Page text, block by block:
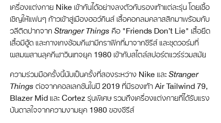
เครื่องแต่งกาย Nike เข้ากันได้อย่างลงตัวกับรองเท้าแต่ละรุ่น โดยเชื้อ
เชิญให้แฟนๆ ก้าวเข้าสู่เมืองฮอว์กินส์ เสื้อคอกลมคลาสสิกมาพร้อมกับ
วลีติดปากจาก Stranger Things คือ "Friends Don’t Lie" เสื้อยืด
เสื้อมีฮู้ด และกางเกงซ้อมกีฬามีกราฟิกที่มาจากซีรีส์ และชุดวอร์มที่
ผสมผสานลุคกีฬาวินเทจยุค 1980 เข้ากับสไตล์สปอร์ตแวร์ร่วมสมัย
ความร่วมมือครั้งนี้นับเป็นครั้งที่สองระหว่าง Nike และ Stranger
Things ต่อจากคอลเลกชันในปี 2019 ที่มีรองเท้า Air Tailwind 79,
Blazer Mid และ Cortez รุ่นพิเศษ รวมถึงเครื่องแต่งกายที่ได้รับแรง
บันดาลใจจากความงามยุค 1980 ของซีรีส์